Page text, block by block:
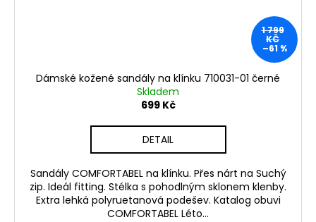
1 799
KČ
–61 %
Dámské kožené sandály na klínku 710031-01 černé
Skladem
699 Kč
DETAIL
Sandály COMFORTABEL na klínku. Přes nárt na Suchý
zip. Ideál fitting. Stélka s pohodlným sklonem klenby.
Extra lehká polyruetanová podešev. Katalog obuvi
COMFORTABEL Léto...